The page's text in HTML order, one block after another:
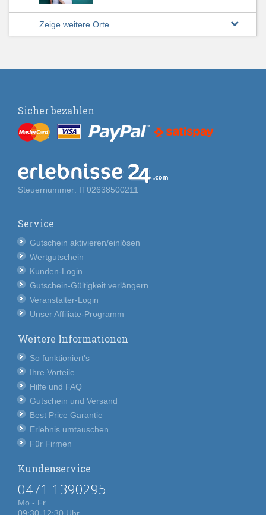
Zeige weitere Orte
Sicher bezahlen
Steuernummer: IT02638500211
Service
Gutschein aktivieren/einlösen
Wertgutschein
Kunden-Login
Gutschein-Gültigkeit verlängern
Veranstalter-Login
Unser Affiliate-Programm
Weitere Informationen
So funktioniert's
Ihre Vorteile
Hilfe und FAQ
Gutschein und Versand
Best Price Garantie
Erlebnis umtauschen
Für Firmen
Kundenservice
0471 1390295
Mo - Fr